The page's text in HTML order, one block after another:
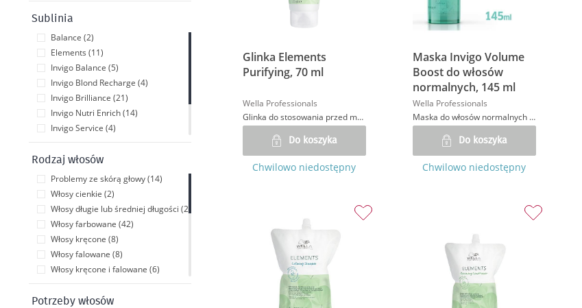
Glinka Elements
Purifying, 70 ml
Wella Professionals
Glinka do stosowania przed myciem, eliminująca nadmiar sebum i zwiększająca objętość włosów u nasady
Do koszyka
Chwilowo niedostępny
Maska Invigo Volume
Boost do włosów
normalnych, 145 ml
Wella Professionals
Maska do włosów normalnych nadająca objętość
Do koszyka
Chwilowo niedostępny
Ultimate Color (11)
Sublinia
Balance (2)
Elements (11)
Invigo Balance (5)
Invigo Blond Recharge (4)
Invigo Brilliance (21)
Invigo Nutri Enrich (14)
Invigo Service (4)
Invigo Volume (7)
Ultimate (1)
Rodzaj włosów
Problemy ze skórą głowy (14)
Włosy cienkie (2)
Włosy długie lub średniej długości (2)
Włosy farbowane (42)
Włosy kręcone (8)
Włosy falowane (8)
Włosy kręcone i falowane (6)
Włosy normalne (15)
Potrzeby włosów